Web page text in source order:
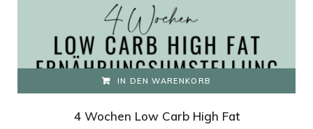
IN DEN WARENKORB
4 Wochen Low Carb High Fat